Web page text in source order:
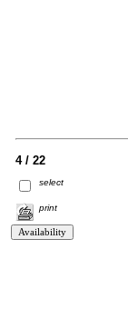
4 / 22
select
print